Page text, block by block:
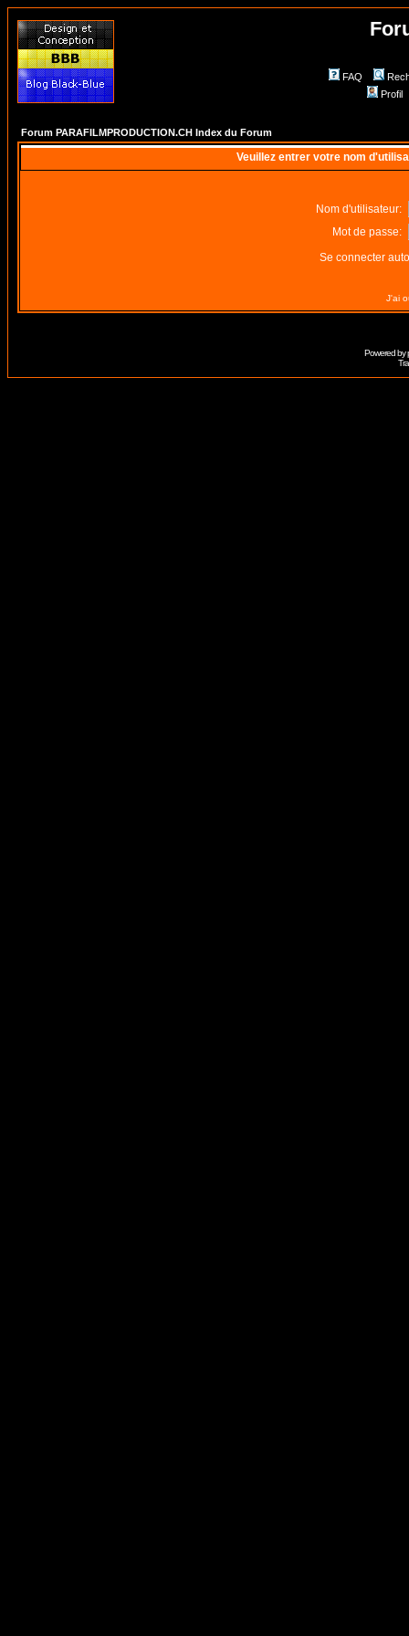
FAQ
Profil
Forum PARAFILMPRODUCTION.CH Index du Forum
Veuillez entrer votre nom
Nom d'utilisateur:
Mot de passe:
Se connecter
J'ai
Powered by